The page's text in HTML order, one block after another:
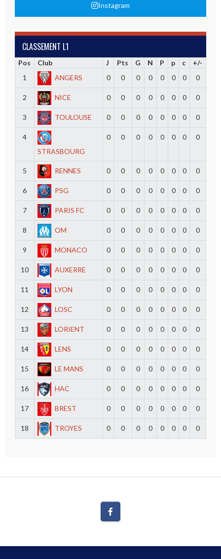
Instagram
CLASSEMENT L1
Pos Club J Pts G N P p c
+/-
1
ANGERS 0 0 0 0 0 0 0 0
2 NICE 0 0 0 0 0 0 0 0
3 TOULOUSE 0 0 0 0 0 0 0 0
4
STRASBOURG
0 0 0 0 0 0 0 0
5 RENNES 0 0 0 0 0 0 0 0
6 PSG 0 0 0 0 0 0 0 0
7 PARIS FC 0 0 0 0 0 0 0 0
8 OM 0 0 0 0 0 0 0 0
9 MONACO 0 0 0 0 0 0 0 0
10 AUXERRE 0 0 0 0 0 0 0 0
11 LYON 0 0 0 0 0 0 0 0
12 LOSC 0 0 0 0 0 0 0 0
13 LORIENT 0 0 0 0 0 0 0 0
14 LENS 0 0 0 0 0 0 0 0
15 LE MANS 0 0 0 0 0 0 0 0
16 HAC 0 0 0 0 0 0 0 0
17 BREST 0 0 0 0 0 0 0 0
18 TROYES 0 0 0 0 0 0 0 0